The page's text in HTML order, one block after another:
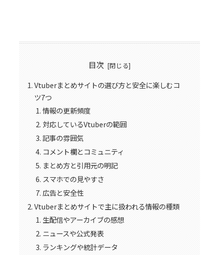
目次
Vtuberまとめサイトの選び方と安全に楽しむコ
ツ7つ
情報の更新頻度
対応しているVtuberの範囲
記事の雰囲気
コメント欄とコミュニティ
まとめ方と引用元の明記
スマホでの見やすさ
広告と安全性
Vtuberまとめサイトで主に扱われる情報の種類
生配信やアーカイブの感想
ニュースや公式発表
ランキングや統計データ